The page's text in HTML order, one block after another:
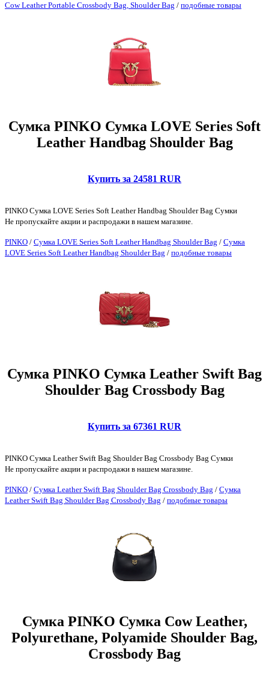
Cow Leather Portable Crossbody Bag, Shoulder Bag / подобные товары
Сумка PINKO Сумка LOVE Series Soft
Leather Handbag Shoulder Bag
Купить за 24581 RUR
PINKO Сумка LOVE Series Soft Leather Handbag Shoulder Bag Сумки
Не пропускайте акции и распродажи в нашем магазине.
PINKO / Сумка LOVE Series Soft Leather Handbag Shoulder Bag / Сумка
LOVE Series Soft Leather Handbag Shoulder Bag / подобные товары
Сумка PINKO Сумка Leather Swift Bag
Shoulder Bag Crossbody Bag
Купить за 67361 RUR
PINKO Сумка Leather Swift Bag Shoulder Bag Crossbody Bag Сумки
Не пропускайте акции и распродажи в нашем магазине.
PINKO / Сумка Leather Swift Bag Shoulder Bag Crossbody Bag / Сумка
Leather Swift Bag Shoulder Bag Crossbody Bag / подобные товары
Сумка PINKO Сумка Cow Leather,
Polyurethane, Polyamide Shoulder Bag,
Crossbody Bag